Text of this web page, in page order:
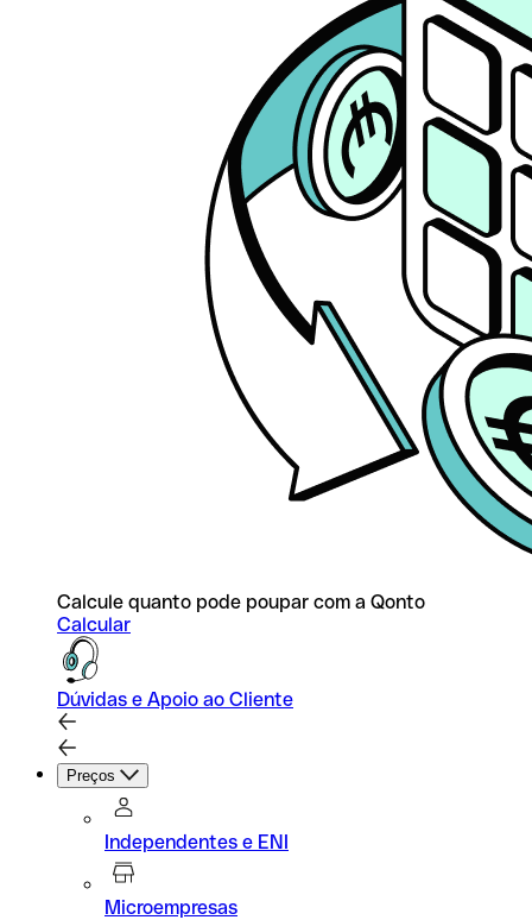
Calcule quanto pode poupar com a Qonto
Calcular
Dúvidas e Apoio ao Cliente
Preços
Independentes e ENI
Microempresas